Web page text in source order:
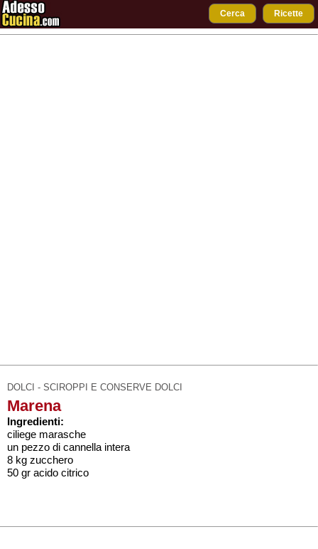
Cerca Ricette
DOLCI - SCIROPPI E CONSERVE DOLCI
Marena
Ingredienti:
ciliege marasche
un pezzo di cannella intera
8 kg zucchero
50 gr acido citrico